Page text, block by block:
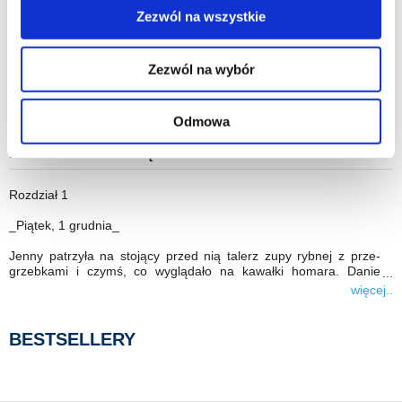
Więcej informacji o korzystaniu przez nas z plików
cookies oraz o przetwarzaniu Twoich danych
osobowych, w tym o przysługujących Ci uprawnieniach,
znajdziesz w naszejPolityce prywatności.
Zezwól na wszystkie
Zezwól na wybór
Odmowa
przebraniu, być może wkrótce spotka ją w życiu coś
pozytywnego.
FRAGMENT KSIĄŻKI
Roz­dział 1
_Pią­tek, 1 grud­nia_
Jenny pa­trzyła na sto­jący przed nią ta­lerz zupy ryb­nej z prze­
grzeb­kami i czymś, co wy­glą­dało na ka­wałki ho­mara. Da­nie
pach­niało sza­fra­nem, ale mimo to ko­bieta ża­ło­wała, że je za­mó­
wiła. Naj­więk­szą za­letę diety wy­so­ko­tłusz­czo­wej sta­no­wiło to, że
ar­neń­skim, a naj­więk­szą wadą – że nie wolno mu było zjeść do
zupy choćby ka­wałka chleba. Ale So­fia za­mó­wiła zupę, więc
więcej..
BESTSELLERY